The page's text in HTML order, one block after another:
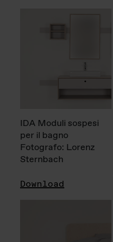
IDA Moduli sospesi
per il bagno
Fotografo: Lorenz
Sternbach
Download